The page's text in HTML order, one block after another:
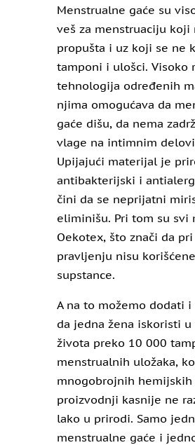
Menstrualne gaće su
veš za menstruaciju koji
propušta i uz koji se ne
tamponi i ulošci. Visoko
tehnologija određenih
njima omogućava da
gaće dišu, da nema
vlage na intimnim
Upijajući materijal je
antibakterijski i
čini da se neprijatni
eliminišu. Pri tom su svi
Oekotex, što znači da
pravljenju nisu
supstance.
A na to možemo dodati
da jedna žena iskoristi u
života preko 10 000
menstrualnih uložaka,
mnogobrojnih hemijskih
proizvodnji kasnije ne
lako u prirodi. Samo
menstrualne gaće i